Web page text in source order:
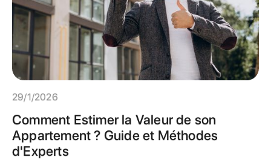
29/1/2026
Comment Estimer la Valeur de son
Appartement ? Guide et Méthodes
d'Experts